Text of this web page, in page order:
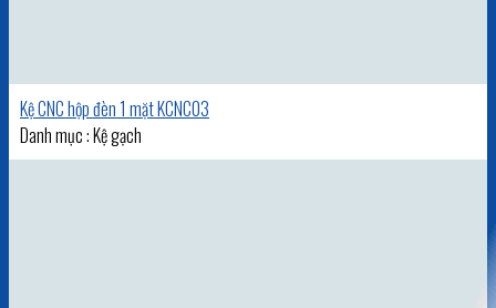
Kệ CNC hộp đèn 1 mặt KCNC03
Danh mục : Kệ gạch